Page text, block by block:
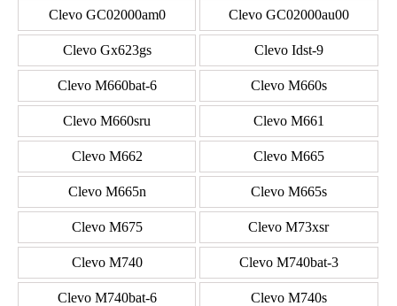
Clevo GC02000am0 Clevo GC02000au00
Clevo Gx623gs Clevo Idst-9
Clevo M660bat-6 Clevo M660s
Clevo M660sru Clevo M661
Clevo M662 Clevo M665
Clevo M665n Clevo M665s
Clevo M675 Clevo M73xsr
Clevo M740 Clevo M740bat-3
Clevo M740bat-6 Clevo M740s